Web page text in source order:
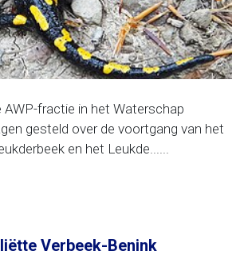
AWP-fractie in het Waterschap
gesteld over de voortgang van het
en het Leukde......
Verbeek-Benink